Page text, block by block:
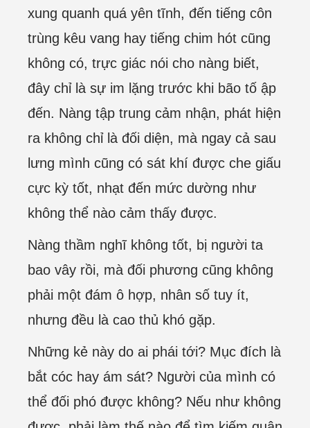
xung quanh quá yên tĩnh, đến tiếng côn
trùng kêu vang hay tiếng chim hót cũng
không có, trực giác nói cho nàng biết,
đây chỉ là sự im lặng trước khi bão tố ập
đến. Nàng tập trung cảm nhận, phát hiện
ra không chỉ là đối diện, mà ngay cả sau
lưng mình cũng có sát khí được che giấu
cực kỳ tốt, nhạt đến mức dường như
không thể nào cảm thấy được.
Nàng thầm nghĩ không tốt, bị người ta
bao vây rồi, mà đối phương cũng không
phải một đám ô hợp, nhân số tuy ít,
nhưng đều là cao thủ khó gặp.
Những kẻ này do ai phái tới? Mục đích là
bắt cóc hay ám sát? Người của mình có
thể đối phó được không? Nếu như không